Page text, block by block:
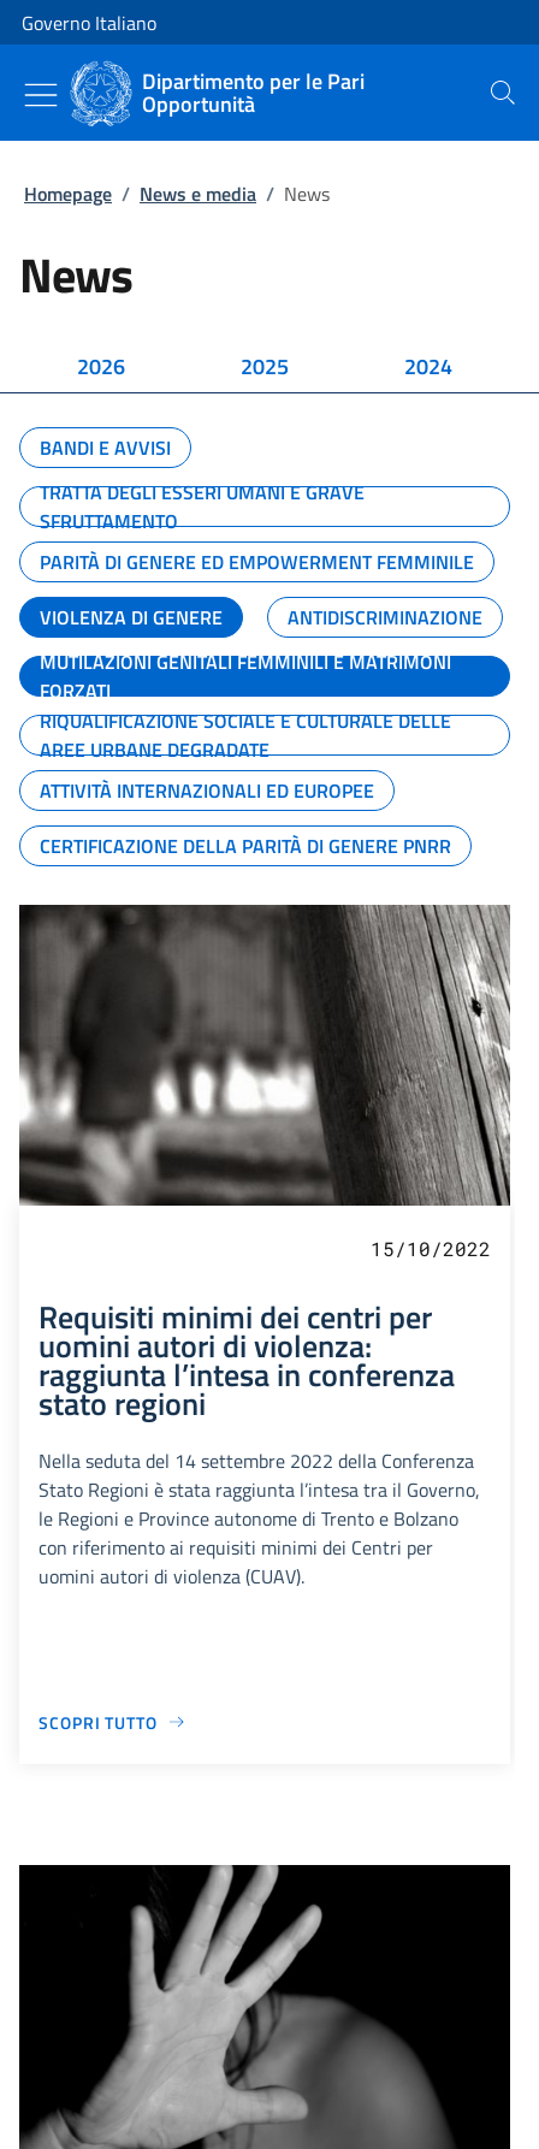
Vai al contenuto
Vai alla navigazione del sito
Governo Italiano
Dipartimento per le Pari
Opportunità Cerca
Homepage / News e media / News
News
2026 2025 2024
BANDI E AVVISI
TRATTA DEGLI ESSERI UMANI E GRAVE
SFRUTTAMENTO
PARITÀ DI GENERE ED EMPOWERMENT FEMMINILE
VIOLENZA DI GENERE
ANTIDISCRIMINAZIONE
MUTILAZIONI GENITALI FEMMINILI E MATRIMONI
FORZATI
RIQUALIFICAZIONE SOCIALE E CULTURALE DELLE
AREE URBANE DEGRADATE
ATTIVITÀ INTERNAZIONALI ED EUROPEE
CERTIFICAZIONE DELLA PARITÀ DI GENERE PNRR
15/10/2022
Requisiti minimi dei centri per
uomini autori di violenza:
raggiunta l’intesa in conferenza
stato regioni
Nella seduta del 14 settembre 2022 della Conferenza
Stato Regioni è stata raggiunta l’intesa tra il Governo,
le Regioni e Province autonome di Trento e Bolzano
con riferimento ai requisiti minimi dei Centri per
uomini autori di violenza (CUAV).
SCOPRI TUTTO